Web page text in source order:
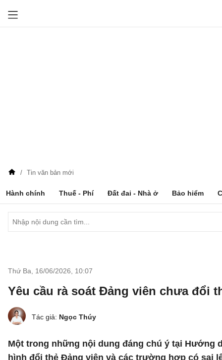
Tin văn bản mới
Hành chính Thuế - Phí Đất đai - Nhà ở Bảo hiểm
Thứ Ba, 16/06/2026 10:07
Yêu cầu rà soát Đảng viên chưa đổi
Tác giả: Ngọc Thúy
Một trong những nội dung đáng chú ý tại Hướng
hình đổi thẻ Đảng viên và các trường hợp có sai